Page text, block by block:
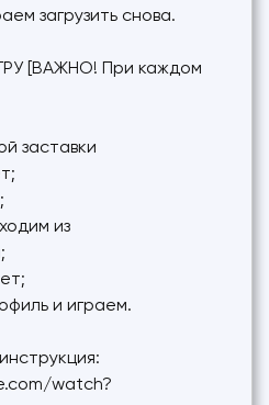
загрузить снова.
[ВАЖНО! При каждом
заставки
из
и играем.
watch?